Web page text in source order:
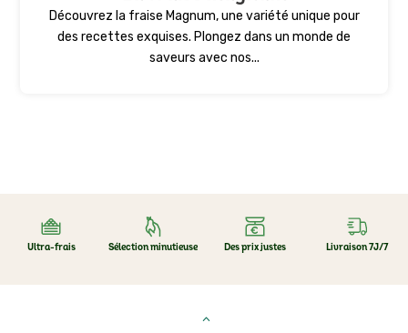
Découvrez la fraise Magnum, une variété unique pour
des recettes exquises. Plongez dans un monde de
saveurs avec nos...
Ultra-frais Sélection minutieuse Des prix justes Livraison 7J/7